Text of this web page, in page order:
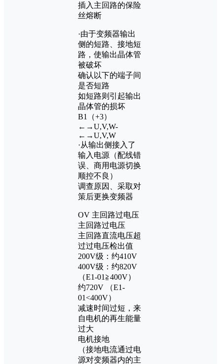
插入主回路的保险
丝熔断
·由于变频器输出
侧的短路、接地短
路，使输出晶体管
被破坏
确认以下的端子间
是否短路
如短路则引起输出
晶体管的损坏
B1（+3）
←→U,V,W-
←→U,V,W
·从输出侧接入了
输入电源（配线错
误、商用电源切换
顺控不良）
调查原因、采取对
策后更换变频器
OV 主回路过电压
主回路过电压
主回路直流电压超
过过电压检出值
200V级：约410V
400V级：约820V
（E1-01≧400V）
约720V （E1-
01<400V）
减速时间过短，来
自电机的再生能量
过大
电机接地
（接地电流通过电
源对变频器内的主